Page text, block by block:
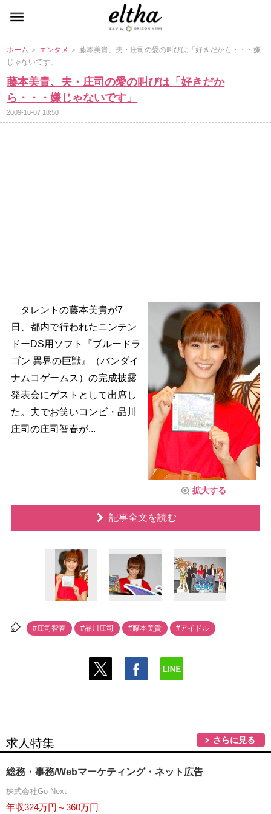
ホーム ＞ エンタメ ＞ 藤本美貴、夫・庄司の愛の叫びは「好きだから・・・嫌
じゃないです」
藤本美貴、夫・庄司の愛の叫びは「好きだか
ら・・・嫌じゃないです」
2009-10-07 18:50
拡大する
タレントの藤本美貴が7
日、都内で行われたニンテン
ドーDS用ソフト『ブルードラ
ゴン 異界の巨獣』（バンダイ
ナムコゲームス）の完成披露
発表会にゲストとして出席し
た。夫でお笑いコンビ・品川
庄司の庄司智春が...
記事全文を読む
#庄司智春 #品川庄司 #藤本美貴 #アイドル
求人特集 さらに見る
総務・事務/Webマーケティング・ネット広告
株式会社Go-Next
年収324万円～360万円